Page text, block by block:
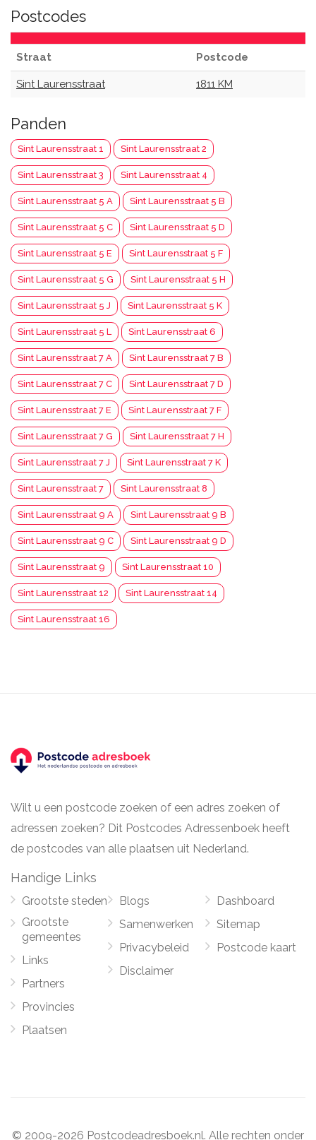
Postcodes
Straat Postcode
Sint Laurensstraat 1811 KM
Panden
Sint Laurensstraat 1 Sint Laurensstraat 2
Sint Laurensstraat 3 Sint Laurensstraat 4
Sint Laurensstraat 5 A Sint Laurensstraat 5 B
Sint Laurensstraat 5 C Sint Laurensstraat 5 D
Sint Laurensstraat 5 E Sint Laurensstraat 5 F
Sint Laurensstraat 5 G Sint Laurensstraat 5 H
Sint Laurensstraat 5 J Sint Laurensstraat 5 K
Sint Laurensstraat 5 L Sint Laurensstraat 6
Sint Laurensstraat 7 A Sint Laurensstraat 7 B
Sint Laurensstraat 7 C Sint Laurensstraat 7 D
Sint Laurensstraat 7 E Sint Laurensstraat 7 F
Sint Laurensstraat 7 G Sint Laurensstraat 7 H
Sint Laurensstraat 7 J Sint Laurensstraat 7 K
Sint Laurensstraat 7 Sint Laurensstraat 8
Sint Laurensstraat 9 A Sint Laurensstraat 9 B
Sint Laurensstraat 9 C Sint Laurensstraat 9 D
Sint Laurensstraat 9 Sint Laurensstraat 10
Sint Laurensstraat 12 Sint Laurensstraat 14
Sint Laurensstraat 16
Wilt u een postcode zoeken of een adres zoeken of
adressen zoeken? Dit Postcodes Adressenboek heeft
de postcodes van alle plaatsen uit Nederland.
Handige Links
Grootste steden
Grootste
gemeentes
Links
Partners
Provincies
Plaatsen
Blogs
Samenwerken
Privacybeleid
Disclaimer
Dashboard
Sitemap
Postcode kaart
© 2009-2026 Postcodeadresboek.nl. Alle rechten onder